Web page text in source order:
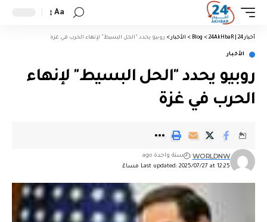
Aa
أخبار 24 | 24AkHbaR >
Blog
> الأخبار > روبيو يحدد "الحل البسيط" لإنهاء الحرب في غزة
الأخبار
روبيو يحدد "الحل البسيط" لإنهاء
الحرب في غزة
Last updated: 2025/07/27 at 12:25 مساءً
WORLDNW سنة واحدة ago